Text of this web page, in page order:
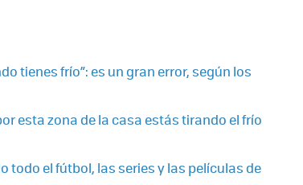
tienes frío”: es un gran error, según los
esta zona de la casa estás tirando el frío
todo el fútbol, las series y las películas de